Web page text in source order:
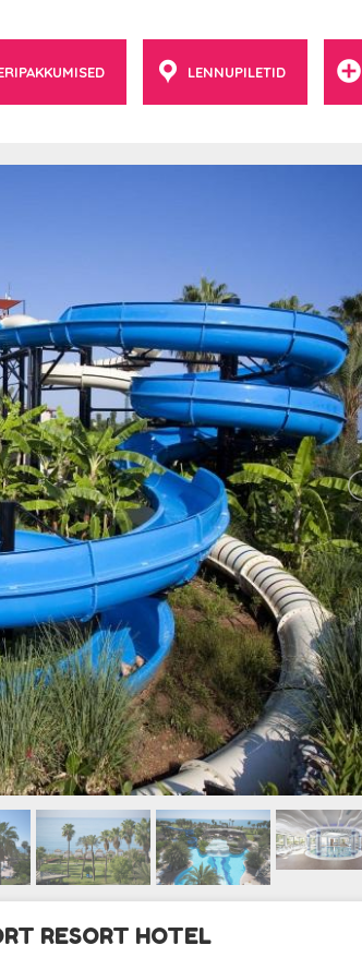
LENNUPILETID
RESORT HOTEL